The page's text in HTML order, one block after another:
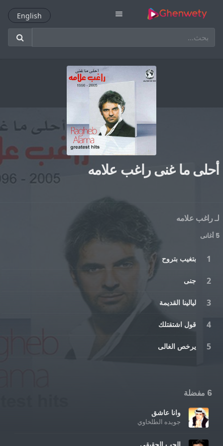
menu
English English
أحلى ما غنى راغب علامه
لـ راغب علامه
5 أغانى
بتغيب بتروح
جنى
ليالينا القديمة
قول اشتقتلك
يرخص الغالى
6 مفضلة
وانا عاشق
جويده الطلخاوي